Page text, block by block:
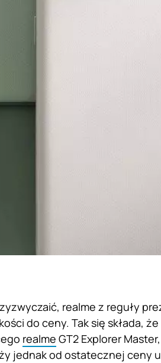
realme z reguły
do ceny. Tak się składa,
realme GT2 Explorer
jednak od ostatecznej ceny